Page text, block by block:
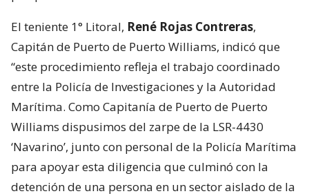
El teniente 1° Litoral, René Rojas Contreras,
Capitán de Puerto de Puerto Williams, indicó que
“este procedimiento refleja el trabajo coordinado
entre la Policía de Investigaciones y la Autoridad
Marítima. Como Capitanía de Puerto de Puerto
Williams dispusimos del zarpe de la LSR-4430
‘Navarino’, junto con personal de la Policía Marítima
para apoyar esta diligencia que culminó con la
detención de una persona en un sector aislado de la